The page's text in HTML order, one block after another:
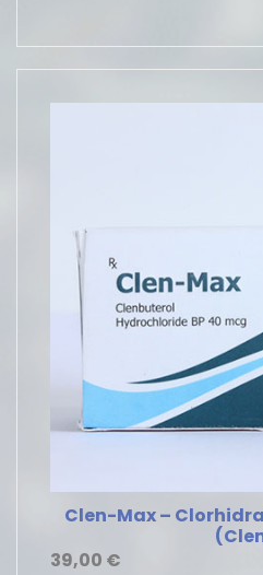
Clen-Max –
39,00 €